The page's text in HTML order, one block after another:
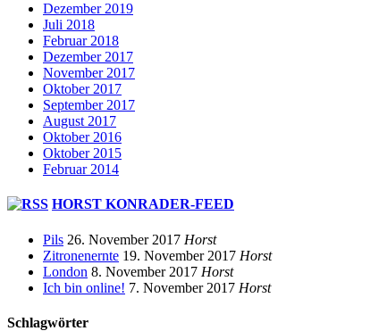
Dezember 2019
Juli 2018
Februar 2018
Dezember 2017
November 2017
Oktober 2017
September 2017
August 2017
Oktober 2016
Oktober 2015
Februar 2014
HORST KONRADER-FEED
Pils 26. November 2017 Horst
Zitronenernte 19. November 2017 Horst
London 8. November 2017 Horst
Ich bin online! 7. November 2017 Horst
Schlagwörter